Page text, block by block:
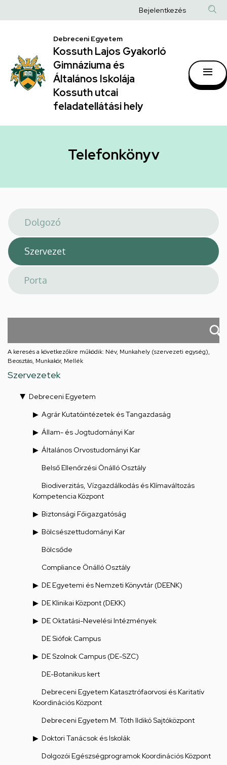
|
Kossuth
Lajos
Gyakorló
Gimnáziuma
Általános
hely
a
Anonim
fiók
Bejelentkezés
Debreceni Egyetem
Kossuth Lajos Gyakorló
Gimnáziuma és
Általános Iskolája
Kossuth utcai
feladatellátási hely
Telefonkönyv
A keresés a következőkre működik: Név, Munkahely (szervezeti egység),
Beosztás, Munkakör, Mellék
Szervezetek
Debreceni Egyetem
Agrár Kutatóintézetek és Tangazdaság
Állam- és Jogtudományi Kar
Általános Orvostudományi Kar
Belső Ellenőrzési Önálló Osztály
Biodiverzitás, Vízgazdálkodás és Klímaváltozás
Kompetencia Központ
Biztonsági Főigazgatóság
Bölcsészettudományi Kar
Bölcsőde
Compliance Önálló Osztály
DE Egyetemi és Nemzeti Könyvtár (DEENK)
DE Klinikai Központ (DEKK)
DE Oktatási-Nevelési Intézmények
DE Siófok Campus
DE Szolnok Campus (DE-SZC)
DE-Botanikus kert
Debreceni Egyetem Katasztrófaorvosi és Karitatív
Koordinációs Központ
Debreceni Egyetem M. Tóth Ildikó Sajtóközpont
Doktori Tanácsok és Iskolák
Dolgozói Egészségprogramok Koordinációs Központ